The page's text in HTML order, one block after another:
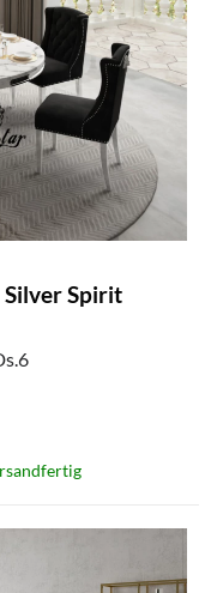
Silver Spirit